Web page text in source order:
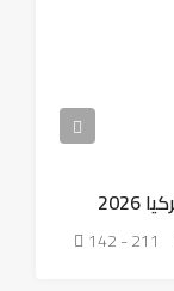
142 - 211